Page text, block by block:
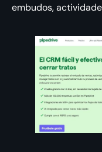
embudos,